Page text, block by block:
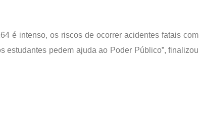
é intenso, os riscos de ocorrer acidentes fatais com
estudantes pedem ajuda ao Poder Público”, finalizou